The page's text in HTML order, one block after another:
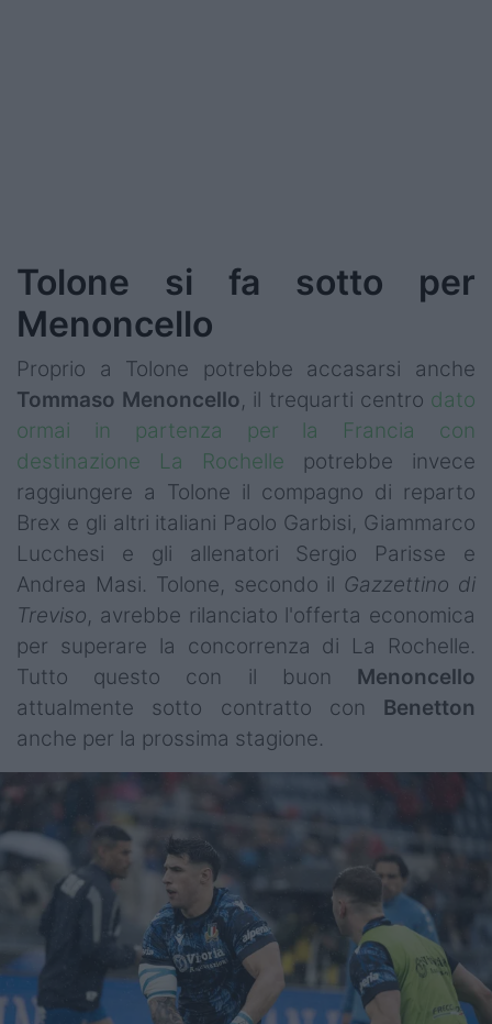
Tolone si fa sotto per
Menoncello
Proprio a Tolone potrebbe accasarsi anche
Tommaso Menoncello, il trequarti centro dato
ormai in partenza per la Francia con
destinazione La Rochelle potrebbe invece
raggiungere a Tolone il compagno di reparto
Brex e gli altri italiani Paolo Garbisi, Giammarco
Lucchesi e gli allenatori Sergio Parisse e
Andrea Masi. Tolone, secondo il Gazzettino di
Treviso, avrebbe rilanciato l'offerta economica
per superare la concorrenza di La Rochelle.
Tutto questo con il buon Menoncello
attualmente sotto contratto con Benetton
anche per la prossima stagione.